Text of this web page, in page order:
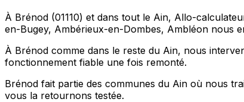
À Brénod (01110) et dans tout le Ain, Allo-
en-Bugey, Ambérieux-en-Dombes, Ambléon nous
À Brénod comme dans le reste du Ain, nous
fonctionnement fiable une fois remonté.
Brénod fait partie des communes du Ain où nous
vous la retournons testée.